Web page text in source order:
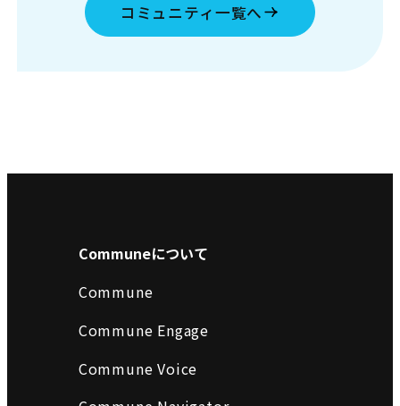
コミュニティ一覧へ
Communeについて
Commune
Commune Engage
Commune Voice